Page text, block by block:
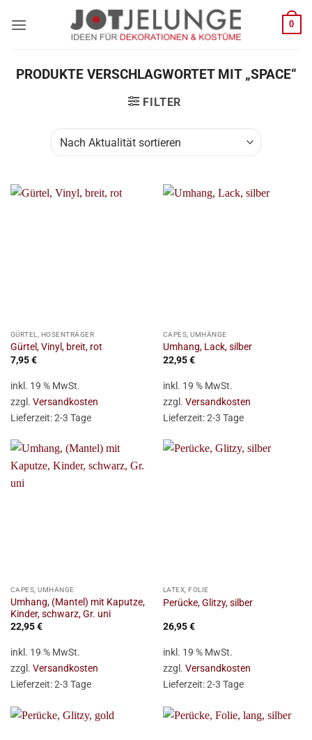
Inhalt
0
PRODUKTE VERSCHLAGWORTET MIT „SPACE“
FILTER
GÜRTEL, HOSENTRÄGER
Gürtel, Vinyl, breit, rot
7,95€
inkl. 19 % MwSt.
zzgl. Versandkosten
Lieferzeit:2-3 Tage
CAPES, UMHÄNGE
Umhang, Lack, silber
22,95€
inkl. 19 % MwSt.
zzgl. Versandkosten
Lieferzeit:2-3 Tage
CAPES, UMHÄNGE
Umhang, (Mantel) mit Kaputze,
Kinder, schwarz, Gr. uni
22,95€
inkl. 19 % MwSt.
zzgl. Versandkosten
Lieferzeit:2-3 Tage
LATEX, FOLIE
Perücke, Glitzy, silber
26,95€
inkl. 19 % MwSt.
zzgl. Versandkosten
Lieferzeit:2-3 Tage